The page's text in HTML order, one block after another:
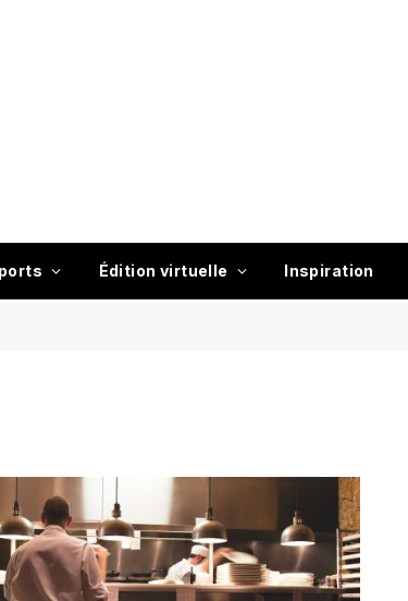
Édition virtuelle Inspiration